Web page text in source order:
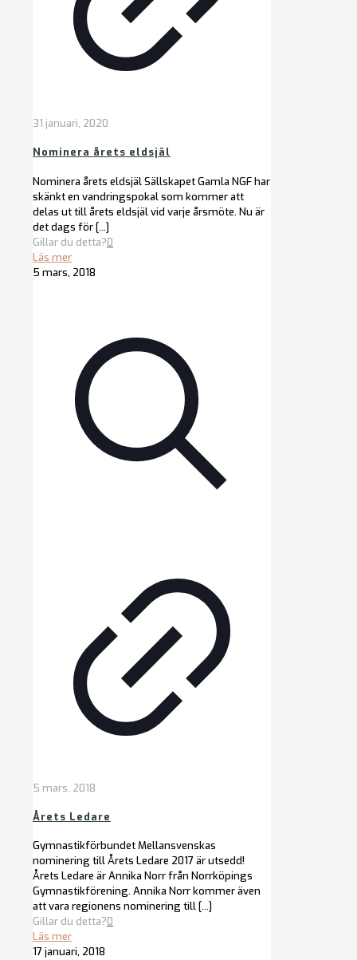
31 januari, 2020
Nominera årets eldsjäl
Nominera årets eldsjäl Sällskapet Gamla NGF har
skänkt en vandringspokal som kommer att
delas ut till årets eldsjäl vid varje årsmöte. Nu är
det dags för[…]
Gillar du detta?0
Läs mer
5 mars, 2018
5 mars, 2018
Årets Ledare
Gymnastikförbundet Mellansvenskas
nominering till Årets Ledare 2017 är utsedd!
Årets Ledare är Annika Norr från Norrköpings
Gymnastikförening. Annika Norr kommer även
att vara regionens nominering till[…]
Gillar du detta?0
Läs mer
17 januari, 2018